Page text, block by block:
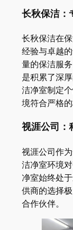
长秋保洁：
长秋保洁在
经验与卓越
量的保洁服
是积累了深
洁净室制定
境符合严格的
视涯公司：
视涯公司作
洁净室环境
净室始终处
供商的选择
合作伙伴。